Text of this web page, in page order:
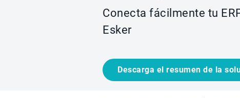
Conecta fácilmente tu
Esker
Descarga el resumen de la